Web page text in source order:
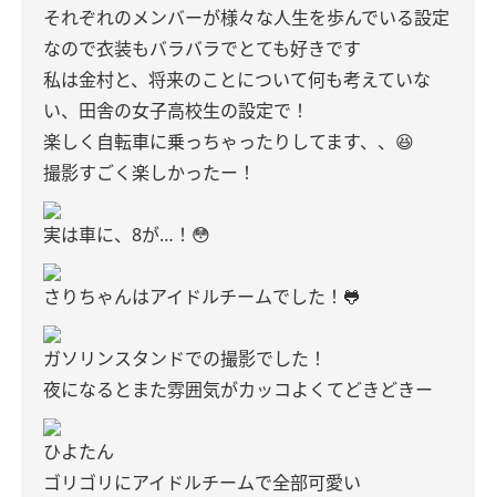
それぞれのメンバーが様々な人生を歩んでいる設定
なので衣装もバラバラでとても好きです
私は金村と、将来のことについて何も考えていな
い、田舎の女子高校生の設定で！
楽しく自転車に乗っちゃったりしてます、、😆
撮影すごく楽しかったー！
実は車に、8が…！😳
さりちゃんはアイドルチームでした！🐸
ガソリンスタンドでの撮影でした！
夜になるとまた雰囲気がカッコよくてどきどきー
ひよたん
ゴリゴリにアイドルチームで全部可愛い